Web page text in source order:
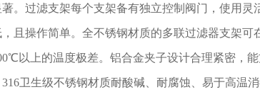
过滤支架每个支架备有独立控制阀门，使用灵
且操作简单。全不锈钢材质的多联过滤器支架
以上的温度极差。铝合金夹子设计合理紧密，
卫生级不锈钢材质耐酸碱、耐腐蚀、易于高温